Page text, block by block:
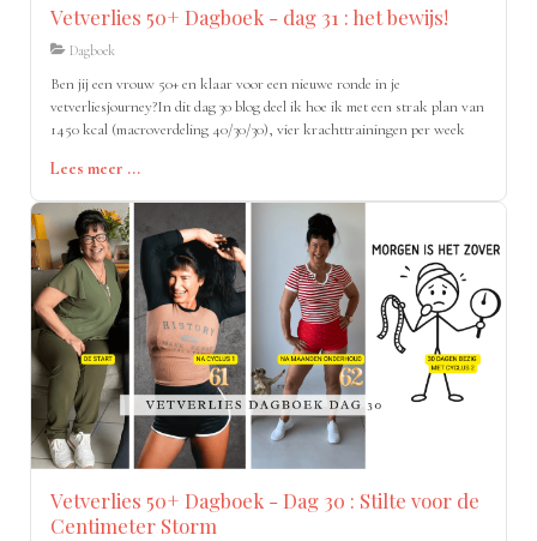
Vetverlies 50+ Dagboek - dag 31 : het bewijs!
Dagboek
Ben jij een vrouw 50+ en klaar voor een nieuwe ronde in je
vetverliesjourney?In dit dag 30 blog deel ik hoe ik met een strak plan van
1450 kcal (macroverdeling 40/30/30), vier krachttrainingen per week
Lees meer ...
Vetverlies 50+ Dagboek - Dag 30 : Stilte voor de
Centimeter Storm